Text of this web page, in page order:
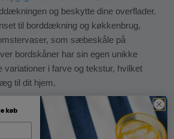
og beskytte dine overflader.
til borddækning og køkkenbrug,
som sæbeskåle på
bordskåner har sin egen unikke
variationer i farve og tekstur, hvilket
til dit hjem.
køb